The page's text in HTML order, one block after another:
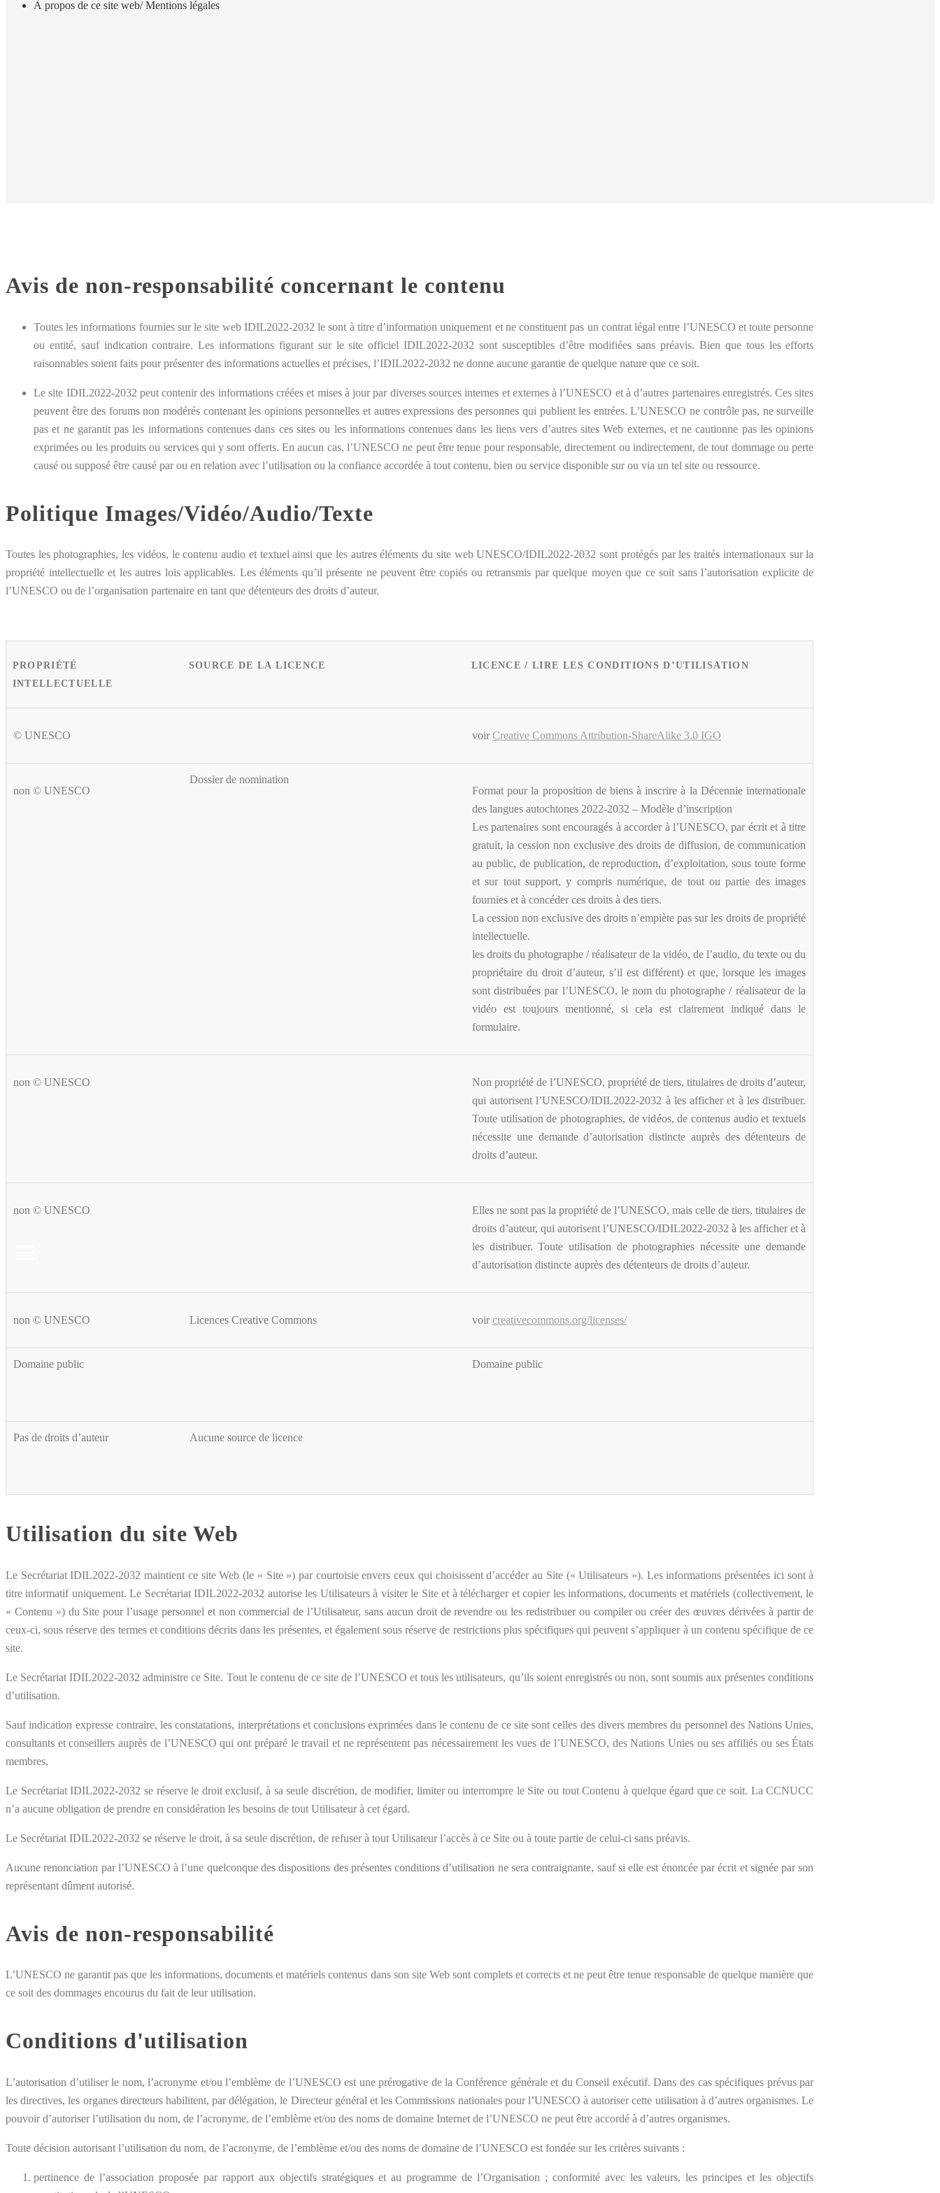
À propos de ce site web/ Mentions légales
Avis de non-responsabilité concernant le contenu
Toutes les informations fournies sur le site web IDIL2022-2032 le sont à titre d’information uniquement et ne constituent pas un contrat légal entre l’UNESCO et toute personne
ou entité, sauf indication contraire. Les informations figurant sur le site officiel IDIL2022-2032 sont susceptibles d’être modifiées sans préavis. Bien que tous les efforts
raisonnables soient faits pour présenter des informations actuelles et précises, l’IDIL2022-2032 ne donne aucune garantie de quelque nature que ce soit.
Le site IDIL2022-2032 peut contenir des informations créées et mises à jour par diverses sources internes et externes à l’UNESCO et à d’autres partenaires enregistrés. Ces sites
peuvent être des forums non modérés contenant les opinions personnelles et autres expressions des personnes qui publient les entrées. L’UNESCO ne contrôle pas, ne surveille
pas et ne garantit pas les informations contenues dans ces sites ou les informations contenues dans les liens vers d’autres sites Web externes, et ne cautionne pas les opinions
exprimées ou les produits ou services qui y sont offerts. En aucun cas, l’UNESCO ne peut être tenue pour responsable, directement ou indirectement, de tout dommage ou perte
causé ou supposé être causé par ou en relation avec l’utilisation ou la confiance accordée à tout contenu, bien ou service disponible sur ou via un tel site ou ressource.
Politique Images/Vidéo/Audio/Texte
Toutes les photographies, les vidéos, le contenu audio et textuel ainsi que les autres éléments du site web UNESCO/IDIL2022-2032 sont protégés par les traités internationaux sur la
propriété intellectuelle et les autres lois applicables. Les éléments qu’il présente ne peuvent être copiés ou retransmis par quelque moyen que ce soit sans l’autorisation explicite de
l’UNESCO ou de l’organisation partenaire en tant que détenteurs des droits d’auteur.
PROPRIÉTÉ
INTELLECTUELLE
SOURCE DE LA LICENCE LICENCE / LIRE LES CONDITIONS D’UTILISATION
© UNESCO voirCreative Commons Attribution-ShareAlike 3.0 IGO
non © UNESCO
Dossier de nomination
Format pour la proposition de biens à inscrire à la Décennie internationale
des langues autochtones 2022-2032 – Modèle d’inscription
Les partenaires sont encouragés à accorder à l’UNESCO, par écrit et à titre
gratuit, la cession non exclusive des droits de diffusion, de communication
au public, de publication, de reproduction, d’exploitation, sous toute forme
et sur tout support, y compris numérique, de tout ou partie des images
fournies et à concéder ces droits à des tiers.
La cession non exclusive des droits n’empiète pas sur les droits de propriété
intellectuelle.
les droits du photographe / réalisateur de la vidéo, de l’audio, du texte ou du
propriétaire du droit d’auteur, s’il est différent) et que, lorsque les images
sont distribuées par l’UNESCO, le nom du photographe / réalisateur de la
vidéo est toujours mentionné, si cela est clairement indiqué dans le
formulaire.
non © UNESCO
Non propriété de l’UNESCO, propriété de tiers, titulaires de droits d’auteur,
qui autorisent l’UNESCO/IDIL2022-2032 à les afficher et à les distribuer.
Toute utilisation de photographies, de vidéos, de contenus audio et textuels
nécessite une demande d’autorisation distincte auprès des détenteurs de
droits d’auteur.
non © UNESCO
Elles ne sont pas la propriété de l’UNESCO, mais celle de tiers, titulaires de
droits d’auteur, qui autorisent l’UNESCO/IDIL2022-2032 à les afficher et à
les distribuer. Toute utilisation de photographies nécessite une demande
d’autorisation distincte auprès des détenteurs de droits d’auteur.
non © UNESCO Licences Creative Commons voircreativecommons.org/licenses/
Domaine public Domaine public
Pas de droits d’auteur Aucune source de licence
Utilisation du site Web
Le Secrétariat IDIL2022-2032 maintient ce site Web (le « Site ») par courtoisie envers ceux qui choisissent d’accéder au Site (« Utilisateurs »). Les informations présentées ici sont à
titre informatif uniquement. Le Secrétariat IDIL2022-2032 autorise les Utilisateurs à visiter le Site et à télécharger et copier les informations, documents et matériels (collectivement, le
« Contenu ») du Site pour l’usage personnel et non commercial de l’Utilisateur, sans aucun droit de revendre ou les redistribuer ou compiler ou créer des œuvres dérivées à partir de
ceux-ci, sous réserve des termes et conditions décrits dans les présentes, et également sous réserve de restrictions plus spécifiques qui peuvent s’appliquer à un contenu spécifique de ce
site.
Le Secrétariat IDIL2022-2032 administre ce Site. Tout le contenu de ce site de l’UNESCO et tous les utilisateurs, qu’ils soient enregistrés ou non, sont soumis aux présentes conditions
d’utilisation.
Sauf indication expresse contraire, les constatations, interprétations et conclusions exprimées dans le contenu de ce site sont celles des divers membres du personnel des Nations Unies,
consultants et conseillers auprès de l’UNESCO qui ont préparé le travail et ne représentent pas nécessairement les vues de l’UNESCO, des Nations Unies ou ses affiliés ou ses États
membres.
Le Secrétariat IDIL2022-2032 se réserve le droit exclusif, à sa seule discrétion, de modifier, limiter ou interrompre le Site ou tout Contenu à quelque égard que ce soit. La CCNUCC
n’a aucune obligation de prendre en considération les besoins de tout Utilisateur à cet égard.
Le Secrétariat IDIL2022-2032 se réserve le droit, à sa seule discrétion, de refuser à tout Utilisateur l’accès à ce Site ou à toute partie de celui-ci sans préavis.
Aucune renonciation par l’UNESCO à l’une quelconque des dispositions des présentes conditions d’utilisation ne sera contraignante, sauf si elle est énoncée par écrit et signée par son
représentant dûment autorisé.
Avis de non-responsabilité
L’UNESCO ne garantit pas que les informations, documents et matériels contenus dans son site Web sont complets et corrects et ne peut être tenue responsable de quelque manière que
ce soit des dommages encourus du fait de leur utilisation.
Conditions d'utilisation
L’autorisation d’utiliser le nom, l’acronyme et/ou l’emblème de l’UNESCO est une prérogative de la Conférence générale et du Conseil exécutif. Dans des cas spécifiques prévus par
les directives, les organes directeurs habilitent, par délégation, le Directeur général et les Commissions nationales pour l’UNESCO à autoriser cette utilisation à d’autres organismes. Le
pouvoir d’autoriser l’utilisation du nom, de l’acronyme, de l’emblème et/ou des noms de domaine Internet de l’UNESCO ne peut être accordé à d’autres organismes.
Toute décision autorisant l’utilisation du nom, de l’acronyme, de l’emblème et/ou des noms de domaine de l’UNESCO est fondée sur les critères suivants :
pertinence de l’association proposée par rapport aux objectifs stratégiques et au programme de l’Organisation ; conformité avec les valeurs, les principes et les objectifs